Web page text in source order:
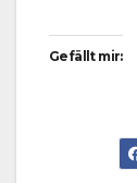
Gefällt mir: